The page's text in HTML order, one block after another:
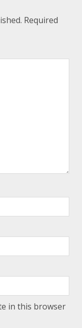
Required
in this browser